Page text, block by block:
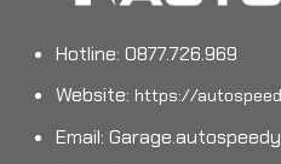
Hotline: 0877.726.969
Website: https://
Email: